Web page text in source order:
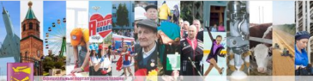
Перейти
к
содержимому